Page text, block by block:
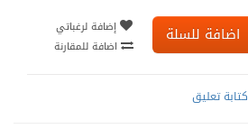
اضافة للسلة
إضافة لرغباتي
اضافة للمقارنة
كتابة تعليق